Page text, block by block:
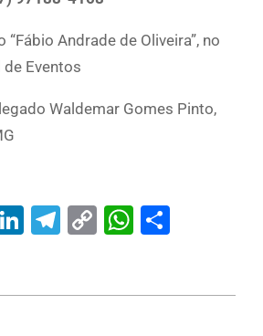
“Fábio Andrade de Oliveira”, no
Eventos
Waldemar Gomes Pinto,
LinkedIn
Telegram
Copy